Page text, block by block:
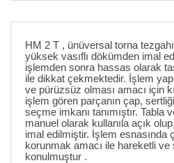
HM 2 T , ünüversal torna
yüksek vasıflı dökümden imal
işlemden sonra hassas olarak
ile dikkat çekmektedir. İşlem
ve pürüzsüz olması amacı için
işlem gören parçanın çap,
seçme imkanı tanımıştır. Tabla
manuel olarak kullanıla açık
imal edilmiştir. İşlem esnasında
korunmak amacı ile hareketli
konulmuştur .